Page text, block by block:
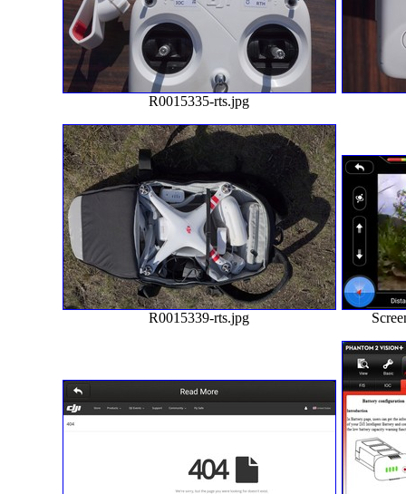
R0015335-rts.jpg
R0015339-rts.jpg